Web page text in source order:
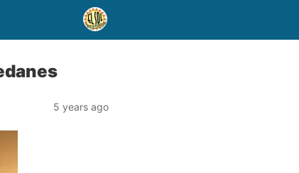
5 years ago